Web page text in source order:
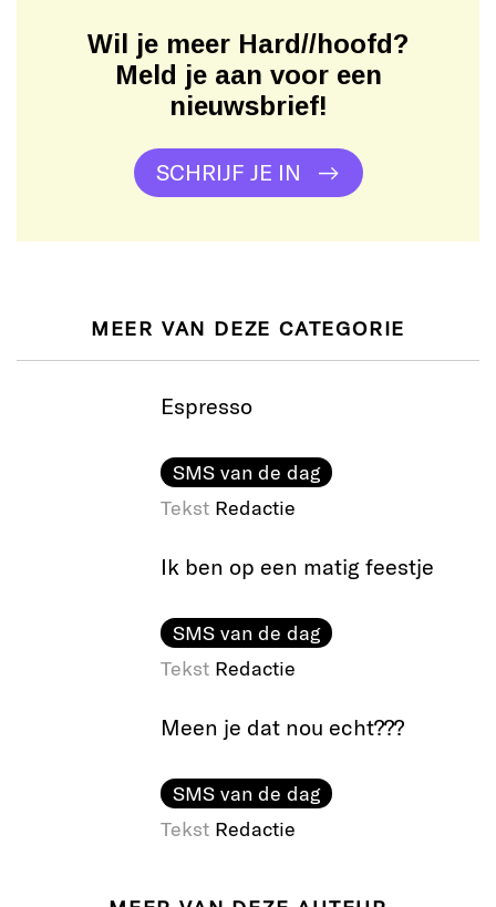
Wil je meer Hard//hoofd?
Meld je aan voor een
nieuwsbrief!
SCHRIJF JE IN
MEER VAN DEZE CATEGORIE
Espresso
SMS van de dag
Tekst Redactie
Ik ben op een matig feestje
SMS van de dag
Tekst Redactie
Meen je dat nou echt???
SMS van de dag
Tekst Redactie